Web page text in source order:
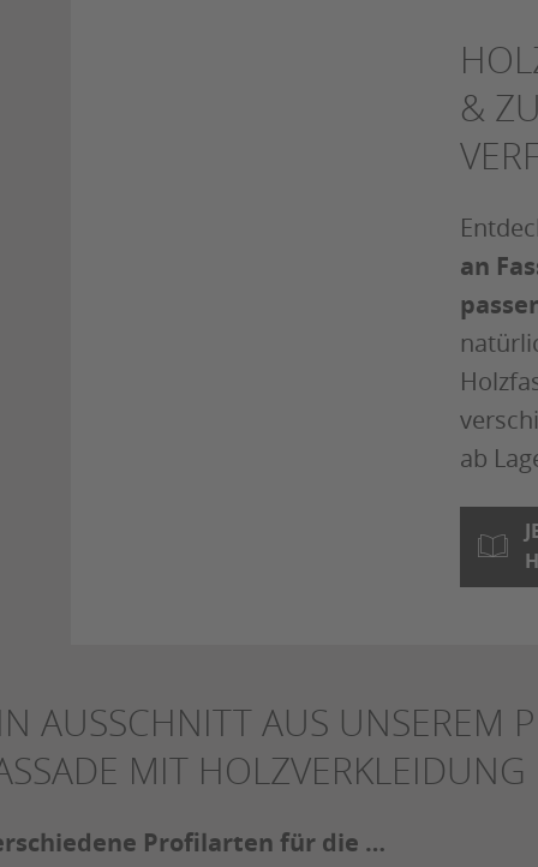
&
an
ab
AUSSCHNITT AUS UNSEREM
MIT HOLZVERKLEIDUNG
Profilarten für die …